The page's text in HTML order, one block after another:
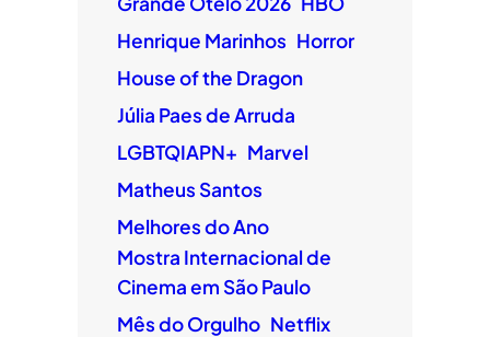
Henrique Marinhos Horror
House of the Dragon
Júlia Paes de Arruda
LGBTQIAPN+ Marvel
Matheus Santos
Melhores do Ano
Mostra Internacional de
Cinema em São Paulo
Mês do Orgulho Netflix